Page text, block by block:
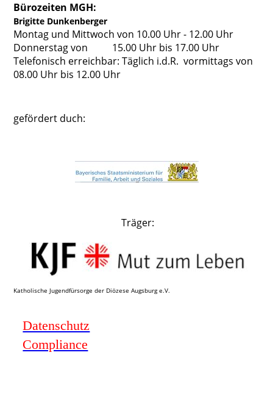
Bürozeiten MGH:
Brigitte Dunkenberger
Montag und Mittwoch von 10.00 Uhr - 12.00 Uhr
Donnerstag von 15.00 Uhr bis 17.00 Uhr
Telefonisch erreichbar: Täglich i.d.R. vormittags von
08.00 Uhr bis 12.00 Uhr
gefördert duch:
Träger:
Katholische Jugendfürsorge der Diözese Augsburg e.V.
Datenschutz
Compliance